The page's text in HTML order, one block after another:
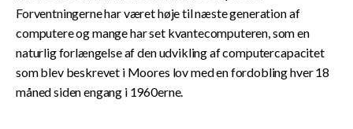
Forventningerne har været høje til næste generation af
computere og mange har set kvantecomputeren, som en
naturlig forlængelse af den udvikling af computercapacitet
som blev beskrevet i Moores lov med en fordobling hver 18
måned siden engang i 1960erne.